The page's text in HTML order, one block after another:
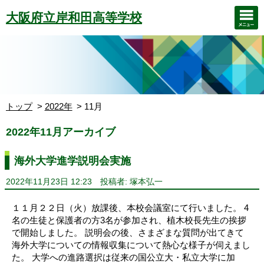
大阪府立岸和田高等学校
トップ 2022年 11月
2022年11月アーカイブ
海外大学進学説明会実施
2022年11月23日 12:23 投稿者: 塚本弘一
１１月２２日（火）放課後、本校会議室にて行いました。 4
名の生徒と保護者の方3名が参加され、植木校長先生の挨拶
で開始しました。 説明会の後、さまざまな質問が出てきて
海外大学についての情報収集について熱心な様子が伺えまし
た。 大学への進路選択は従来の国公立大・私立大学に加